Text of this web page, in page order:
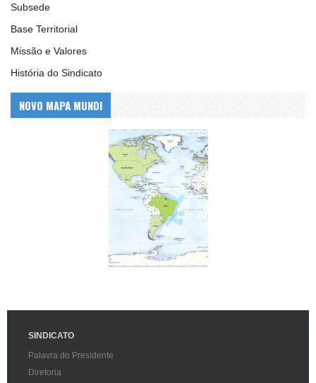
Subsede
Base Territorial
Missão e Valores
História do Sindicato
NOVO MAPA MUNDI
SINDICATO
Palavra do Presidente
Diretoria